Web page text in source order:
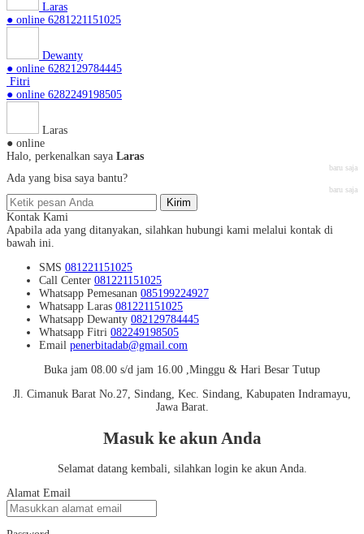
Laras
● online 6281221151025
Dewanty
● online 6282129784445
Fitri
● online 6282249198505
Laras
● online
Halo, perkenalkan saya Laras
baru saja
Ada yang bisa saya bantu?
baru saja
Kirim
Kontak Kami
Apabila ada yang ditanyakan, silahkan hubungi kami melalui kontak di
bawah ini.
SMS 081221151025
Call Center 081221151025
Whatsapp Pemesanan 085199224927
Whatsapp Laras 081221151025
Whatsapp Dewanty 082129784445
Whatsapp Fitri 082249198505
Email penerbitadab@gmail.com
Buka jam 08.00 s/d jam 16.00 ,Minggu & Hari Besar Tutup
Jl. Cimanuk Barat No.27, Sindang, Kec. Sindang, Kabupaten Indramayu,
Jawa Barat.
Masuk ke akun Anda
Selamat datang kembali, silahkan login ke akun Anda.
Alamat Email